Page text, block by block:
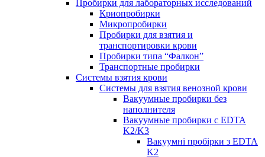
Пробирки для лабораторных исследований
Криопробирки
Микропробирки
Пробирки для взятия и
транспортировки крови
Пробирки типа “Фалкон”
Транспортные пробирки
Системы взятия крови
Системы для взятия венозной крови
Вакуумные пробирки без
наполнителя
Вакуумные пробирки с EDTA
K2/K3
Вакуумні пробірки з EDTA
K2